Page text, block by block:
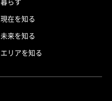
現在を知る
未来を知る
エリアを知る